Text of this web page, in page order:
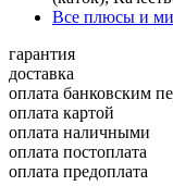
Все плюсы и
гарантия
доставка
оплата банковским
оплата картой
оплата наличными
оплата постоплата
оплата предоплата